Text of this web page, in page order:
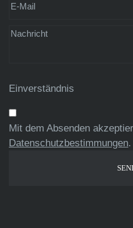
Einverständnis
Mit dem Absenden
Datenschutzbestimmungen.